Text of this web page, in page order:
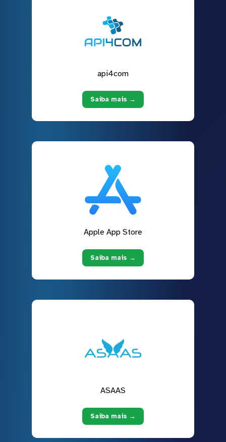
api4com
Saiba mais →
Apple App Store
Saiba mais →
ASAAS
Saiba mais →